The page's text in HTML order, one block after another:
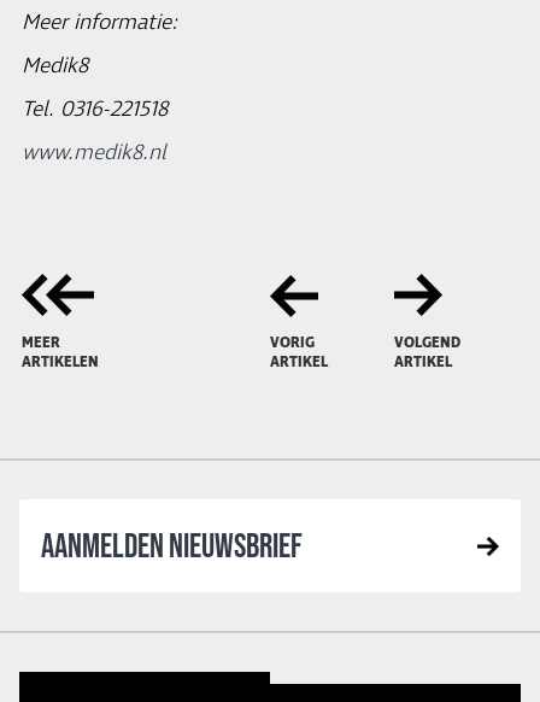
Meer informatie:
Medik8
Tel. 0316-221518
www.medik8.nl
MEER
ARTIKELEN
VORIG
ARTIKEL
VOLGEND
ARTIKEL
AANMELDEN NIEUWSBRIEF